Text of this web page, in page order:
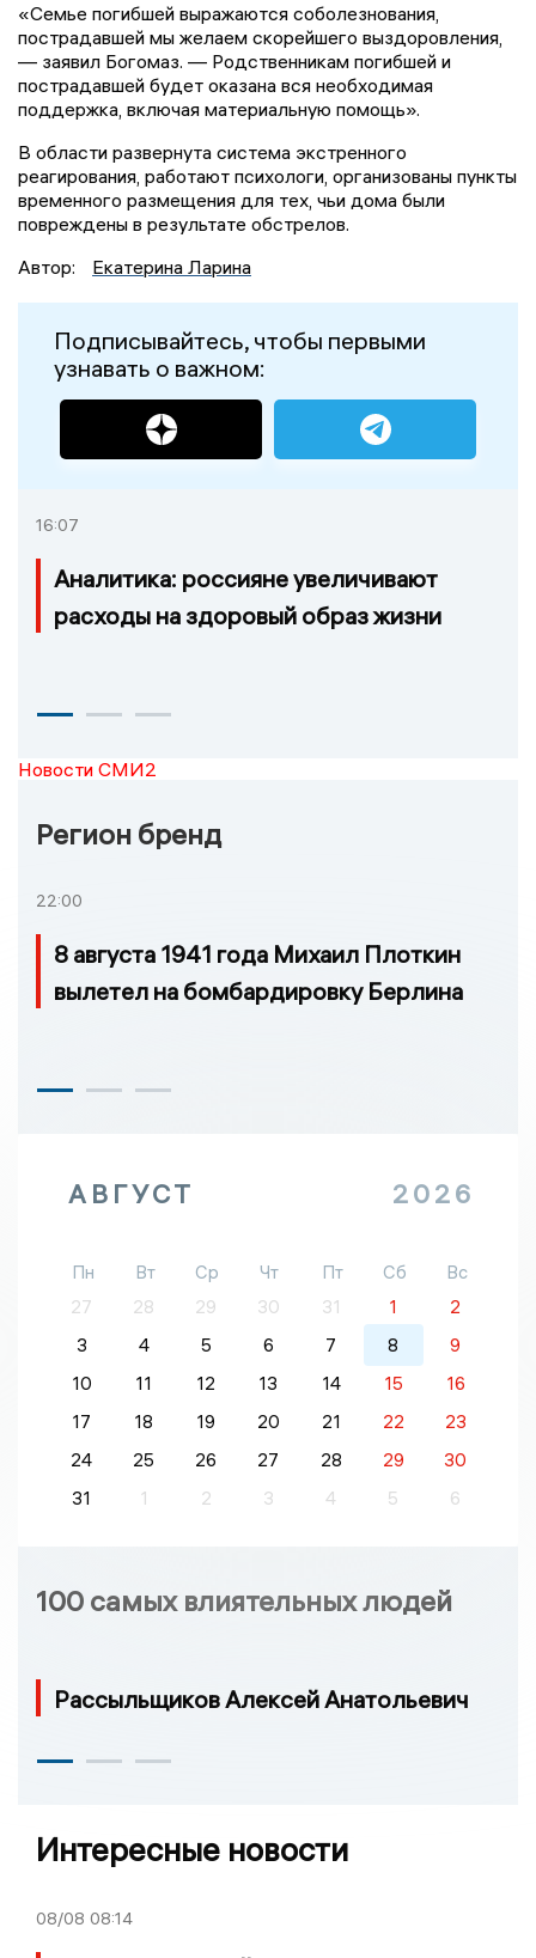
«Семье погибшей выражаются соболезнования,
пострадавшей мы желаем скорейшего выздоровления,
— заявил Богомаз. — Родственникам погибшей и
пострадавшей будет оказана вся необходимая
поддержка, включая материальную помощь».
В области развернута система экстренного
реагирования, работают психологи, организованы пункты
временного размещения для тех, чьи дома были
повреждены в результате обстрелов.
Автор:
Екатерина Ларина
Подписывайтесь, чтобы первыми
узнавать о важном:
16:07
Аналитика: россияне увеличивают
расходы на здоровый образ жизни
Новости СМИ2
Регион бренд
22:00
8 августа 1941 года Михаил Плоткин
вылетел на бомбардировку Берлина
АВГУСТ 2026
Пн Вт Ср Чт Пт Сб
Вс
27
28 29 30 31 1
2
3
4 5 6 7 8
9
10
11 12 13 14 15
16
17
18 19 20 21 22
23
24
25 26 27 28 29
30
31
1 2 3 4 5 6
100 самых влиятельных людей
Рассыльщиков Алексей Анатольевич
Интересные новости
08/08 08:14